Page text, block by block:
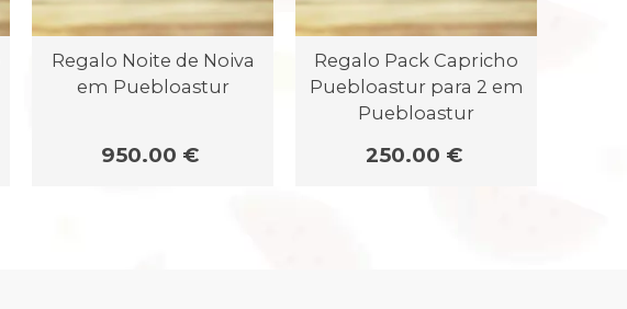
Regalo Noite de Noiva
em Puebloastur
950.00 €
Regalo Pack Capricho
Puebloastur para 2 em
Puebloastur
250.00 €